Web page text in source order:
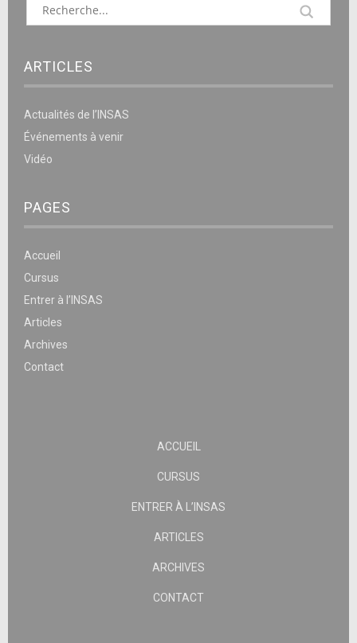
ARTICLES
Actualités de l’INSAS
Événements à venir
Vidéo
PAGES
Accueil
Cursus
Entrer à l’INSAS
Articles
Archives
Contact
ACCUEIL
CURSUS
ENTRER À L’INSAS
ARTICLES
ARCHIVES
CONTACT